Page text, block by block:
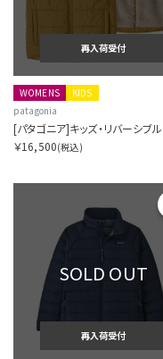
再入荷受付
WOMENS
KIDS
patagonia
￥16,500(税込)
SOLD OUT
再入荷受付